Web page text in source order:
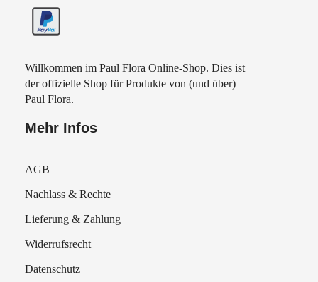
Willkommen im Paul Flora Online-Shop. Dies ist
der offizielle Shop für Produkte von (und über)
Paul Flora.
Mehr Infos
AGB
Nachlass & Rechte
Lieferung & Zahlung
Widerrufsrecht
Datenschutz